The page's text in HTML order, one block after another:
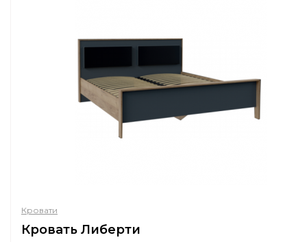
Кровати
Кровать Либерти